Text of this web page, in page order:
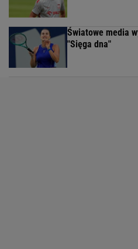
Światowe media
"Sięga dna"